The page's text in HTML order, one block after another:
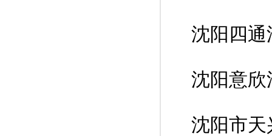
沈阳四
沈阳意
沈阳市